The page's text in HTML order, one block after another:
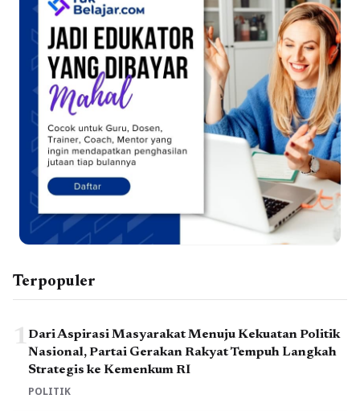
Terpopuler
1 Dari Aspirasi Masyarakat Menuju Kekuatan Politik
Nasional, Partai Gerakan Rakyat Tempuh Langkah
Strategis ke Kemenkum RI
POLITIK